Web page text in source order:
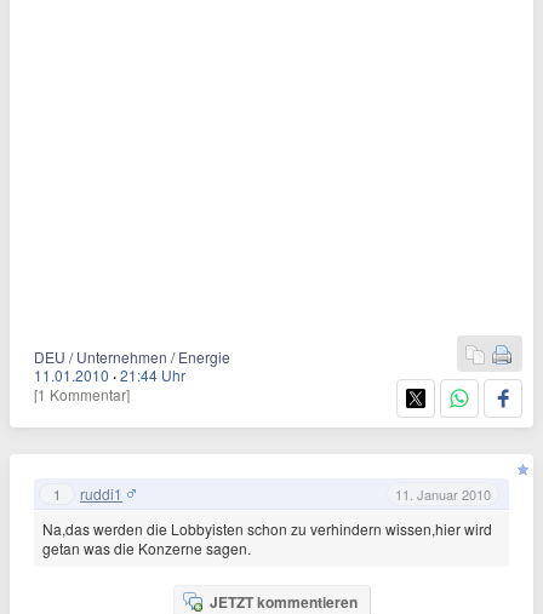
DEU / Unternehmen / Energie
11.01.2010 ·21:44 Uhr
[1 Kommentar]
1 ruddi1 11. Januar 2010
Na,das werden die Lobbyisten schon zu verhindern wissen,hier wird
getan was die Konzerne sagen.
JETZT kommentieren